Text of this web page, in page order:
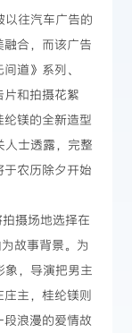
往汽车广告的
合，而该广告
道》系列、
片和拍摄花絮
镁的全新造型
士透露，完整
农历除夕开始
摄场地选择在
故事背景。为
，导演把男主
主，桂纶镁则
浪漫的爱情故